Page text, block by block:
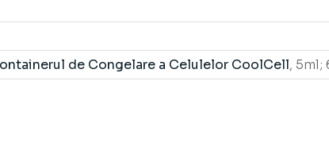
de Congelare a Celulelor CoolCell, 5ml;